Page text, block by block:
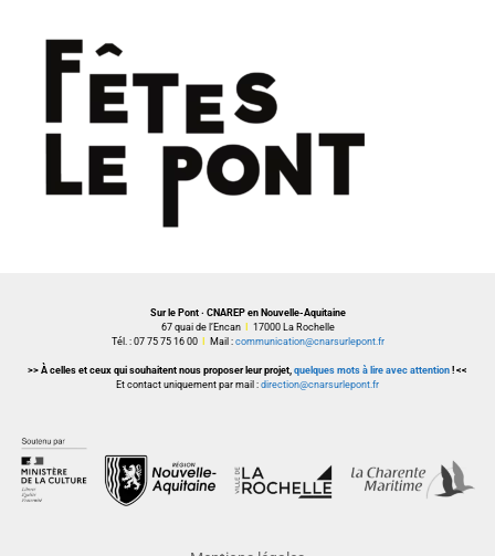
Sur le Pont · CNAREP en Nouvelle-Aquitaine
67 quai de l’Encan
17000 La Rochelle
Tél. : 07 75 75 16 00
Mail : communication@cnarsurlepont.fr
>> À celles et ceux qui souhaitent nous proposer leur projet, quelques mots à lire avec attention ! <<
Et contact uniquement par mail : direction@cnarsurlepont.fr